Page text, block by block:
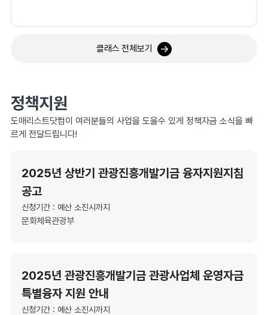
클래스 전체보기
정책지원
도매리스트닷컴이 여러분들의 사업을 도울수 있게 정책자금 소식을 빠
르게 전달드립니다!
2025년 상반기 관광진흥개발기금 융자지원지침
공고
신청기간 : 예산 소진시까지
문화체육관광부
2025년 관광진흥개발기금 관광사업체 운영자금
특별융자 지원 안내
신청기간 : 예산 소진시까지